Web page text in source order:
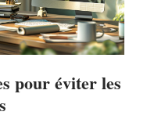
pour éviter les